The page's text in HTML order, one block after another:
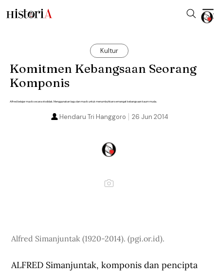
Kultur
Komitmen Kebangsaan Seorang
Komponis
Alfred belajar musik secara otodidak. Menggunakan lagu dan musik untuk menumbuhkan semangat kebangsaan kaum muda.
26 Jun 2014
Hendaru Tri Hanggoro
Alfred Simanjuntak (1920-2014). (pgi.or.id).
ALFRED Simanjuntak, komponis dan pencipta